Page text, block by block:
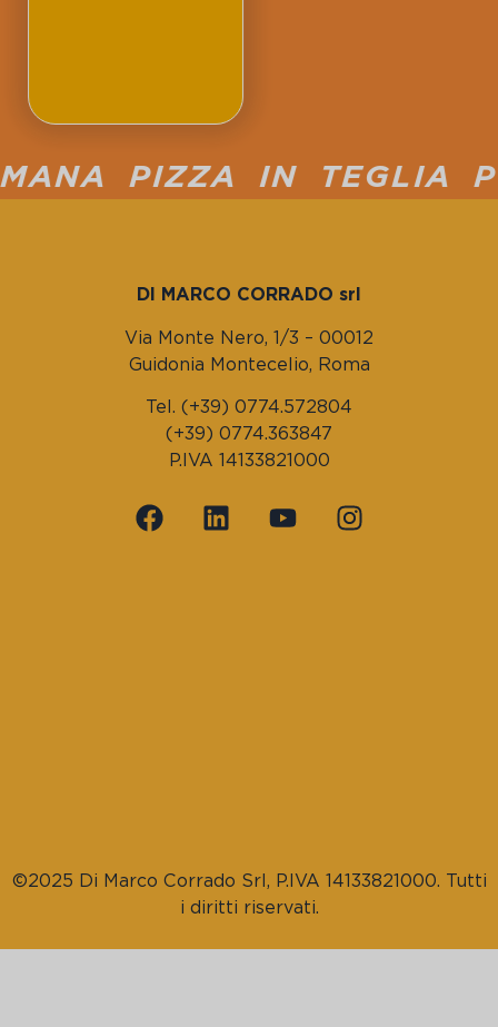
PIZZA IN TEGLIA
DI MARCO CORRADO srl
Via Monte Nero, 1/3 – 00012
Guidonia Montecelio, Roma
Tel. (+39) 0774.572804
(+39) 0774.363847
P.IVA 14133821000
©2025 Di Marco Corrado Srl, P.IVA 14133821000. Tutti
i diritti riservati.